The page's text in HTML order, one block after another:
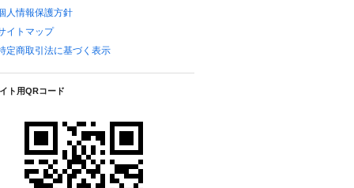
人情報保護方針
イトマップ
定商取引法に基づく表示
ト用QRコード